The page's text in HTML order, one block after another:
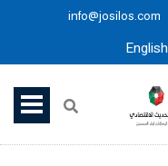
info@josilos.com
English